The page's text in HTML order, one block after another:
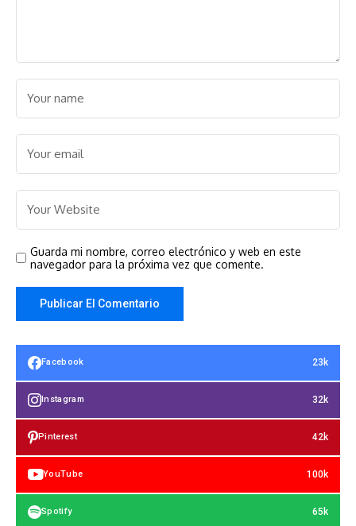
Guarda mi nombre, correo electrónico y web en este
navegador para la próxima vez que comente.
Facebook 23k
Instagram 32k
Pinterest 42k
YouTube 100k
Spotify 65k